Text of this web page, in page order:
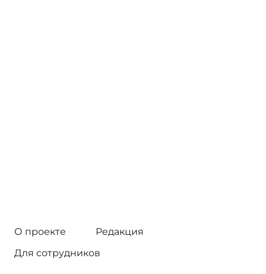
О проекте
Редакция
Для сотрудников